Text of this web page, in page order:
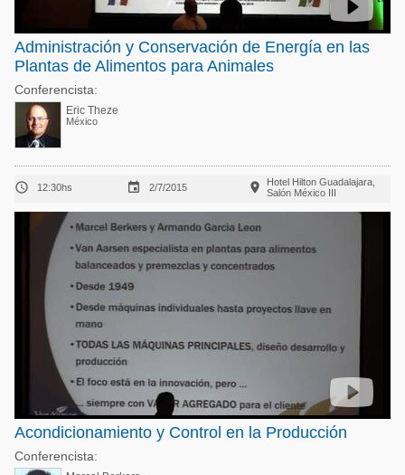
Administración y Conservación de Energía en las
Plantas de Alimentos para Animales
Conferencista:
Eric Theze
México
 12:30hs  2/7/2015 
Hotel Hilton Guadalajara,
Salón México III
Acondicionamiento y Control en la Producción
Conferencista: